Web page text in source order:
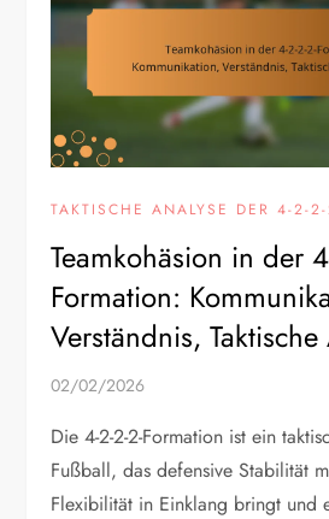
TAKTISCHE ANALYSE DER 4-2-
Teamkohäsion in der
Formation:
Verständnis,
02/02/2026
Die 4-2-2-2-Formation ist ein
Fußball, das defensive Stabilität
Flexibilität in Einklang bringt und